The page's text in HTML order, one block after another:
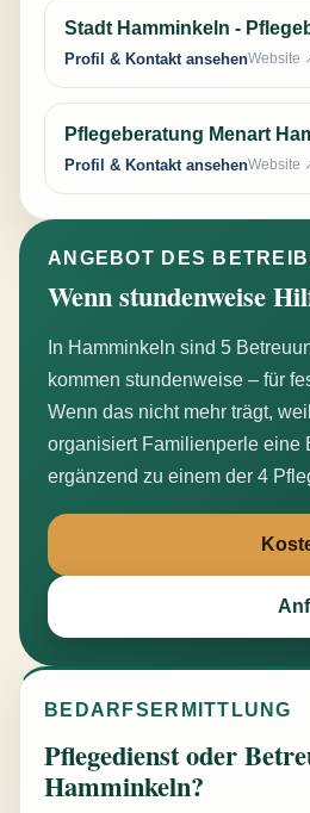
Stadt Hamminkeln -
Profil & Kontakt ansehenWebsite
Pflegeberatung Menart
Profil & Kontakt ansehenWebsite
ANGEBOT DES
Wenn stundenweise
In Hamminkeln sind 5
kommen stundenweise – für
Wenn das nicht mehr trägt,
organisiert Familienperle eine
ergänzend zu einem der 4
BEDARFSERMITTLUNG
Pflegedienst oder
Hamminkeln?